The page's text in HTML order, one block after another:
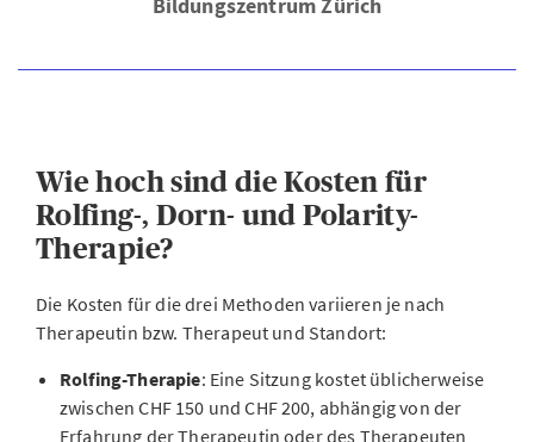
Wie hoch sind die Kosten für
Rolfing-, Dorn- und Polarity-
Therapie?
Die Kosten für die drei Methoden variieren je nach
Therapeutin bzw. Therapeut und Standort:
Rolfing-Therapie: Eine Sitzung kostet üblicherweise
zwischen CHF 150 und CHF 200, abhängig von der
Erfahrung der Therapeutin oder des Therapeuten